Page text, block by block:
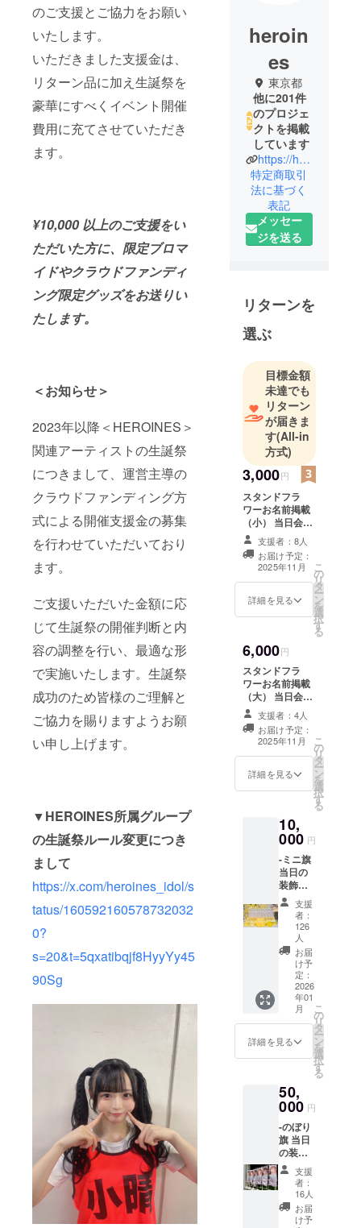
のご支援とご協力をお願い
いたします。
いただきました支援金は、
リターン品に加え生誕祭を
豪華にすべくイベント開催
費用に充てさせていただき
ます。
¥10,000 以上のご支援をい
ただいた方に、限定ブロマ
イドやクラウドファンディ
ング限定グッズをお送りい
たします。
＜お知らせ＞
2023年以降＜HEROINES＞
関連アーティストの生誕祭
につきまして、運営主導の
クラウドファンディング方
式による開催支援金の募集
を行わせていただいており
ます。
ご支援いただいた金額に応
じて生誕祭の開催判断と内
容の調整を行い、最適な形
で実施いたします。生誕祭
成功のため皆様のご理解と
ご協力を賜りますようお願
い申し上げます。
▼HEROINES所属グループ
の生誕祭ルール変更につき
まして
https://x.com/heroines_idol/s
tatus/160592160578732032
0?
s=20&t=5qxatibqjf8HyyYy45
90Sg
heroin
es
東京都
他に201件
のプロジェ
クトを掲載
しています
https://heroines.jp/#/
特定商取引
法に基づく
表記
メッセー
ジを送る
リターンを
選ぶ
目標金額
未達でも
リターン
が届きま
す(All-in
方式)
3,000円
スタンドフラ
ワーお名前掲載
（小） 当日会場
に設置されるス
タンドフラワー
前ボードへ生誕
祭ご支援者様と
してお名前を掲
載させていただ
きます。 備考欄
ネーム可・6文字
以内）をご記載
ください。希望
のお名前がない
場合は、空欄で
も問題ございま
せん。 ※スタン
ドフラワー前
ボードのお持ち
帰り不可 ※7文字
以上のお名前・
特殊文字・記号
ん。使用された
場合ご希望のお
名前での履行が
難しい場合がご
ざいますこと予
めご了承くださ
支援者：8人
お届け予定：
2025年11月
詳細を見る
こ
の
リ
タ
ー
ン
を
選
択
す
る
6,000円
スタンドフラ
ワーお名前掲載
（大） 当日会場
に設置されるス
タンドフラワー
前ボードへ生誕
祭ご支援者様と
してお名前を掲
載させていただ
きます。 備考欄
ネーム可・6文字
以内）をご記載
ください。希望
のお名前がない
場合は、空欄で
も問題ございま
せん。 ※スタン
ドフラワー前
ボードのお持ち
以上のお名前・
特殊文字・記号
は使用できませ
ん。使用された
場合ご希望のお
名前での履行が
ざいますこと予
めご了承くださ
支援者：4人
お届け予定：
2025年11月
詳細を見る
こ
の
リ
タ
ー
ン
を
選
択
す
る
10,
000 円
-ミニ旗
当日の
装飾に
使用す
るミニ
旗を作
成致し
ます。
ミニ旗
には、
備考欄
に記載
のお名
前
（ニッ
ム可・6
内）を
印刷さ
せてい
ただき
ます。
開催
後、タ
レント
直筆サ
インを
入れた
支援
者：
126
人
お届
け予
定：
2026
年01
月
詳細を見る
こ
の
リ
タ
ー
ン
を
選
択
す
る
50,
000 円
-のぼり
旗 当日
の装飾
に使用
する、
のぼり
旗を作
成いた
支援
者：
16人
お届
け予